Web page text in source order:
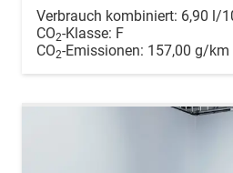
Verbrauch kombiniert: 6,90 l/
CO2-Klasse: F
CO2-Emissionen: 157,00 g/km